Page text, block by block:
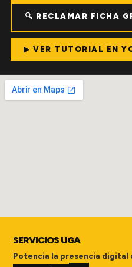
🔍 RECLAMAR FICHA
▶ VER TUTORIAL EN
SERVICIOS UGA
Potencia la presencia digital